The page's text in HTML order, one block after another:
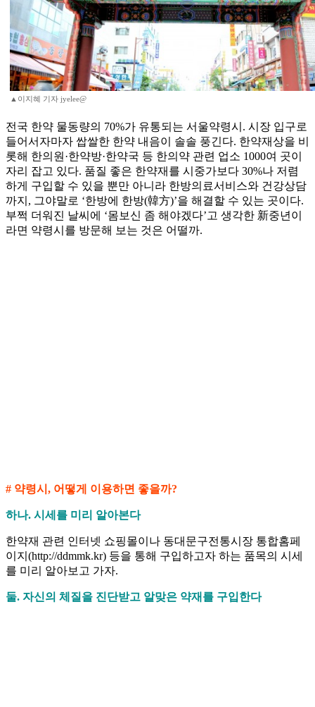
▲이지혜 기자 jyelee@
전국 한약 물동량의 70%가 유통되는 서울약령시. 시장 입구로
들어서자마자 쌉쌀한 한약 내음이 솔솔 풍긴다. 한약재상을 비
롯해 한의원·한약방·한약국 등 한의약 관련 업소 1000여 곳이
자리 잡고 있다. 품질 좋은 한약재를 시중가보다 30%나 저렴
하게 구입할 수 있을 뿐만 아니라 한방의료서비스와 건강상담
까지, 그야말로 ‘한방에 한방(韓方)’을 해결할 수 있는 곳이다.
부쩍 더워진 날씨에 ‘몸보신 좀 해야겠다’고 생각한 新중년이
라면 약령시를 방문해 보는 것은 어떨까.
# 약령시, 어떻게 이용하면 좋을까?
하나. 시세를 미리 알아본다
한약재 관련 인터넷 쇼핑몰이나 동대문구전통시장 통합홈페
이지(http://ddmmk.kr) 등을 통해 구입하고자 하는 품목의 시세
를 미리 알아보고 가자.
둘. 자신의 체질을 진단받고 알맞은 약재를 구입한다